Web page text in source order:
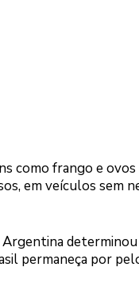
como frango e ovos
em veículos sem
Argentina determinou
permaneça por